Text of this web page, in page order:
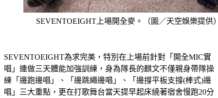
SEVENTOEIGHT上場開全麥。（圖／天空娛樂提供
SEVENTOEIGHT為求完美，特別在上場前針對「開全MIC實
唱」連做三天體能加強訓練，身為隊長的麒文不僅親身帶隊操
練「邊跑邊唱」、「邊跳繩邊唱」、「邊撐平板支撐(棒式)邊
唱」三大重點，更在打歌舞台當天提早起床繞著宿舍慢跑20分